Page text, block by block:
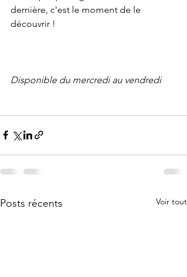
dernière, c'est le moment de le
découvrir !
Disponible du mercredi au vendredi
Posts récents Voir tout